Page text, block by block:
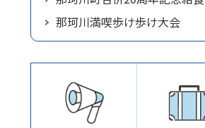
那珂川満喫歩け歩け大会